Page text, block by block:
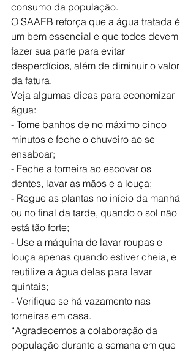
consumo da população.
O SAAEB reforça que a água tratada é
um bem essencial e que todos devem
fazer sua parte para evitar
desperdícios, além de diminuir o valor
da fatura.
Veja algumas dicas para economizar
água:
- Tome banhos de no máximo cinco
minutos e feche o chuveiro ao se
ensaboar;
- Feche a torneira ao escovar os
dentes, lavar as mãos e a louça;
- Regue as plantas no início da manhã
ou no final da tarde, quando o sol não
está tão forte;
- Use a máquina de lavar roupas e
louça apenas quando estiver cheia, e
reutilize a água delas para lavar
quintais;
- Verifique se há vazamento nas
torneiras em casa.
“Agradecemos a colaboração da
população durante a semana em que